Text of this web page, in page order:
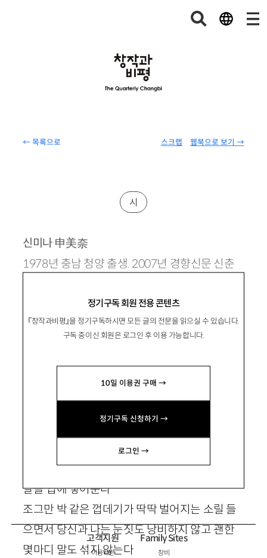
← 목록으로 웹북으로 보기 →
스크랩
정기구독 회원 전용 콘텐츠
『창작과비평』을 정기구독하시면 모든 글의 전문을 읽으실 수 있습니다.
구독 중이신 회원은 로그인 후 이용 가능합니다.
10일 이용권 구매 →
정기구독 신청하기 →
로그인 →
시
신미나 申美奈
1978년 충남 청양 출생. 2007년 경향신문 신춘
은행알의 맛
당신은 하루에 딱 열개만 먹으라고 말했다 신문
지를 펼쳐놓고 펜치로 은행 껍데기를 쪼개 은행
알을 입에 넣어준다
조그만 박 같은 껍데기가 딱딱 벌어지는 소릴 들
으면서 당신과 나는 눈짓도 낭비하지 않고 괜한
몇마디 말도 섞지 않는다
고객지원
이용약관
Family Sites
창비